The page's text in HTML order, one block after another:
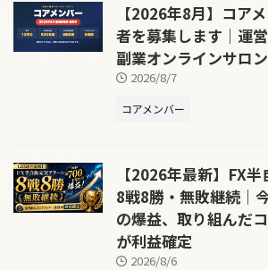
【2026年8月】コア
者を募集します｜運
副業オンラインサロン
2026/8/7
コアメンバー
【2026年最新】FX
8戦8勝・無敗継続｜
の爆益、取り組んだ
が利益確定
2026/8/6